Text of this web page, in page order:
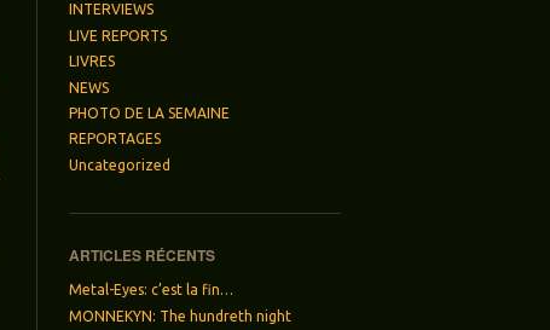
INTERVIEWS
LIVE REPORTS
LIVRES
NEWS
PHOTO DE LA SEMAINE
REPORTAGES
Uncategorized
ARTICLES RÉCENTS
Metal-Eyes: c’est la fin…
MONNEKYN: The hundreth night